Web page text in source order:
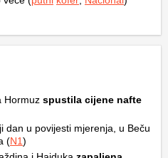
Hormuz spustila cijene nafte
dan u povijesti mjerenja, u Beču
(N1)